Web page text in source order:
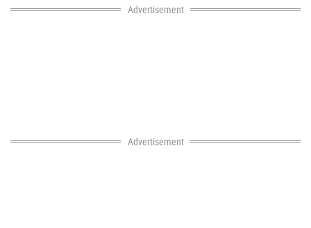
Advertisement
Advertisement